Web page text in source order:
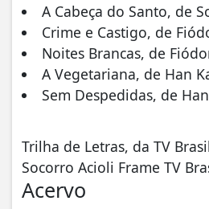
A Cabeça do Santo, de
Crime e Castigo, de
Noites Brancas, de
A Vegetariana, de Han
Sem Despedidas, de
Trilha de Letras, da TV
Socorro Acioli Frame TV
Acervo